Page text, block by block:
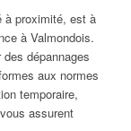
à proximité, est à
à Valmondois.
dépannages
aux normes
temporaire,
assurent